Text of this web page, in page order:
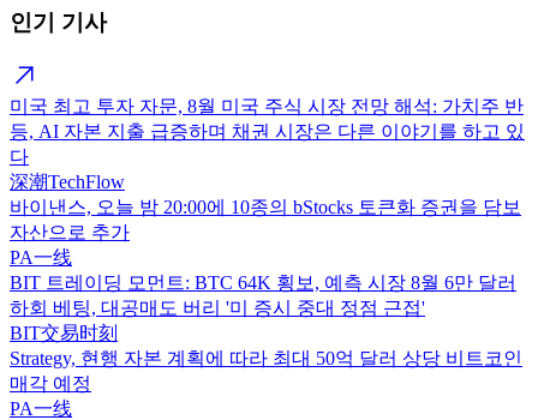
인기 기사
미국 최고 투자 자문, 8월 미국 주식 시장 전망 해석: 가치주 반
등, AI 자본 지출 급증하며 채권 시장은 다른 이야기를 하고 있
다
深潮TechFlow
바이낸스, 오늘 밤 20:00에 10종의 bStocks 토큰화 증권을 담보
자산으로 추가
PA一线
BIT 트레이딩 모먼트: BTC 64K 횡보, 예측 시장 8월 6만 달러
하회 베팅, 대공매도 버리 '미 증시 중대 정점 근접'
BIT交易时刻
Strategy, 현행 자본 계획에 따라 최대 50억 달러 상당 비트코인
매각 예정
PA一线